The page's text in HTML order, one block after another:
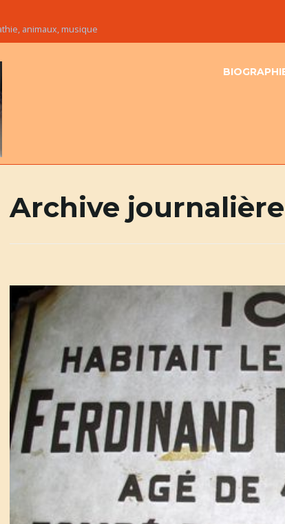
animaux, musique
Archive